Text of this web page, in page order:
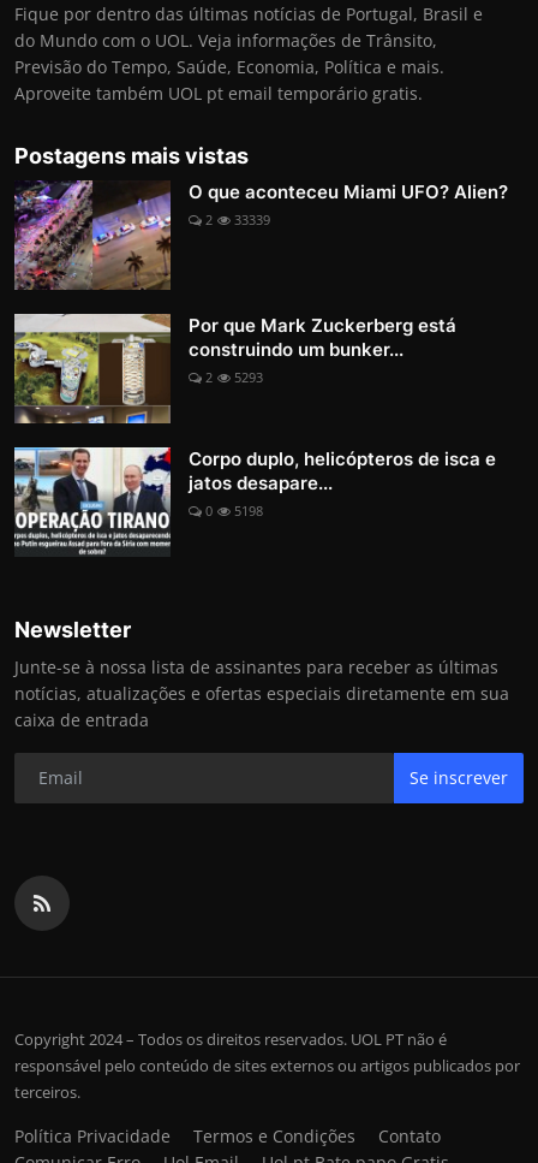
Fique por dentro das últimas notícias de Portugal, Brasil e
do Mundo com o UOL. Veja informações de Trânsito,
Previsão do Tempo, Saúde, Economia, Política e mais.
Aproveite também UOL pt email temporário gratis.
Postagens mais vistas
O que aconteceu Miami UFO? Alien?
2 33339
Por que Mark Zuckerberg está
construindo um bunker...
2 5293
Corpo duplo, helicópteros de isca e
jatos desapare...
0 5198
Newsletter
Junte-se à nossa lista de assinantes para receber as últimas
notícias, atualizações e ofertas especiais diretamente em sua
caixa de entrada
Se inscrever
Copyright 2024 – Todos os direitos reservados. UOL PT não é
responsável pelo conteúdo de sites externos ou artigos publicados por
terceiros.
Política Privacidade Termos e Condições
Contato